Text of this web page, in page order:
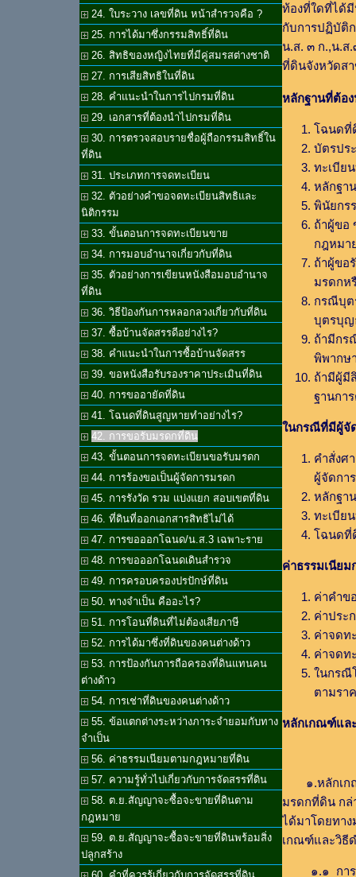
24. ใบระวาง เลขที่ดิน หน้าสำรวจคือ ?
25. การได้มาซึ่งกรรมสิทธิ์ที่ดิน
26. สิทธิของหญิงไทยที่มีคู่สมรสต่างชาติ
27. การเสียสิทธิในที่ดิน
28. คำแนะนำในการไปกรมที่ดิน
29. เอกสารที่ต้องนำไปกรมที่ดิน
30. การตรวจสอบรายชื่อผู้ถือกรรมสิทธิ์ใน
ที่ดิน
31. ประเภทการจดทะเบียน
32. ตัวอย่างคำขอจดทะเบียนสิทธิและ
นิติกรรม
33. ขั้นตอนการจดทะเบียนขาย
34. การมอบอำนาจเกี่ยวกับที่ดิน
35. ตัวอย่างการเขียนหนังสือมอบอำนาจ
ที่ดิน
36. วิธีป้องกันการหลอกลวงเกี่ยวกับที่ดิน
37. ซื้อบ้านจัดสรรดีอย่างไร?
38. คำแนะนำในการซื้อบ้านจัดสรร
39. ขอหนังสือรับรองราคาประเมินที่ดิน
40. การขออายัดที่ดิน
41. โฉนดที่ดินสูญหายทำอย่างไร?
42. การขอรับมรดกที่ดิน
43. ขั้นตอนการจดทะเบียนขอรับมรดก
44. การร้องขอเป็นผู้จัดการมรดก
45. การรังวัด รวม แบ่งแยก สอบเขตที่ดิน
46. ที่ดินที่ออกเอกสารสิทธิไม่ได้
47. การขอออกโฉนด/น.ส.3 เฉพาะราย
48. การขอออกโฉนดเดินสำรวจ
49. การครอบครองปรปักษ์ที่ดิน
50. ทางจำเป็น คืออะไร?
51. การโอนที่ดินที่ไม่ต้องเสียภาษี
52. การได้มาซึ่งที่ดินของคนต่างด้าว
53. การป้องกันการถือครองที่ดินแทนคน
ต่างด้าว
54. การเช่าที่ดินของคนต่างด้าว
55. ข้อแตกต่างระหว่างภาระจำยอมกับทาง
จำเป็น
56. ค่าธรรมเนียมตามกฎหมายที่ดิน
57. ความรู้ทั่วไปเกี่ยวกับการจัดสรรที่ดิน
58. ต.ย.สัญญาจะซื้อจะขายที่ดินตาม
กฎหมาย
59. ต.ย.สัญญาจะซื้อจะขายที่ดินพร้อมสิ่ง
ปลูกสร้าง
ท้องที่ใดที่ได้มี
กับการปฏิบัติ
น.ส. ๓ ก.,น.ส
ที่ดินจังหวัดส
หลักฐานที่ต้อ
โฉนดที่
บัตรปร
ทะเบีย
หลักฐา
พินัยกร
ถ้าผู้ขอ
กฎหมา
ถ้าผู้ขอ
มรดกห
กรณีบุต
บุตรบุญ
ถ้ามีกร
พิพากษ
ถ้ามีผู้มี
ฐานกา
ในกรณีที่มีผู้จั
คำสั่งศ
ผู้จัดกา
หลักฐา
ทะเบีย
โฉนดที่
ค่าธรรมเนียม
ค่าคำข
ค่าประ
ค่าจดท
ค่าจดท
ในกรณี
ตามรา
หลักเกณฑ์แล
๑.หลักเก
มรดกที่ดิน กล่
ได้มาโดยทา
เกณฑ์และวิธีด
๑.๑ การจด